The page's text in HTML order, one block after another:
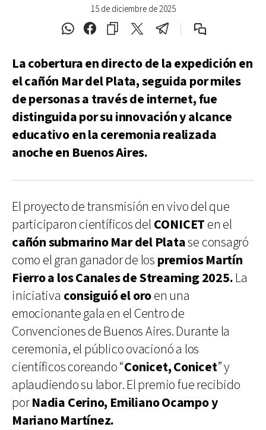
15 de diciembre de 2025
La cobertura en directo de la expedición en
el cañón Mar del Plata, seguida por miles
de personas a través de internet, fue
distinguida por su innovación y alcance
educativo en la ceremonia realizada
anoche en Buenos Aires.
El proyecto de transmisión en vivo del que
participaron científicos del CONICET en el
cañón submarino Mar del Platase consagró
como el gran ganador de los premiosMartín
Fierroa los Canales de Streaming 2025.La
iniciativa consiguió el oroen una
emocionante gala en el Centro de
Convenciones de Buenos Aires. Durante la
ceremonia, el público ovacionó a los
científicos coreando “Conicet, Conicet” y
aplaudiendo su labor. El premio fue recibido
porNadia Cerino, Emiliano Ocampo y
Mariano Martínez.